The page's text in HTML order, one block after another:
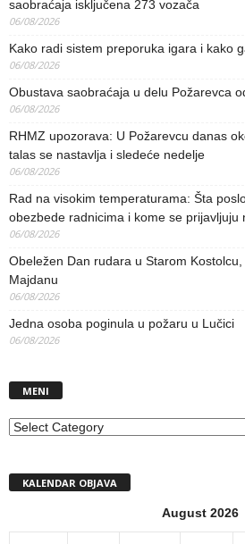
saobraćaja isključena 273 vozača
06/08/2026
Kako radi sistem preporuka igara i kako
06/08/2026
Obustava saobraćaja u delu Požarevca
06/08/2026
RHMZ upozorava: U Požarevcu danas
talas se nastavlja i sledeće nedelje
06/08/2026
Rad na visokim temperaturama: Šta
obezbede radnicima i kome se prijavljuju
06/08/2026
Obeležen Dan rudara u Starom
Majdanu
06/08/2026
Jedna osoba poginula u požaru u Lučici
06/08/2026
MENI
MENI
KALENDAR OBJAVA
August 2026